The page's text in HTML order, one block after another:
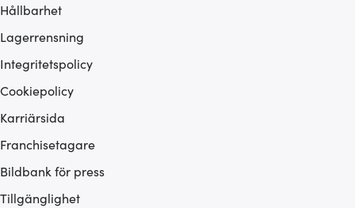
Hållbarhet
Lagerrensning
Integritetspolicy
Cookiepolicy
Karriärsida
Franchisetagare
Bildbank för press
Tillgänglighet